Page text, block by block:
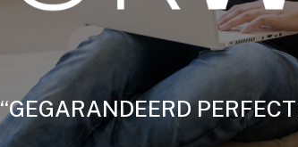
“GEGARANDEERD